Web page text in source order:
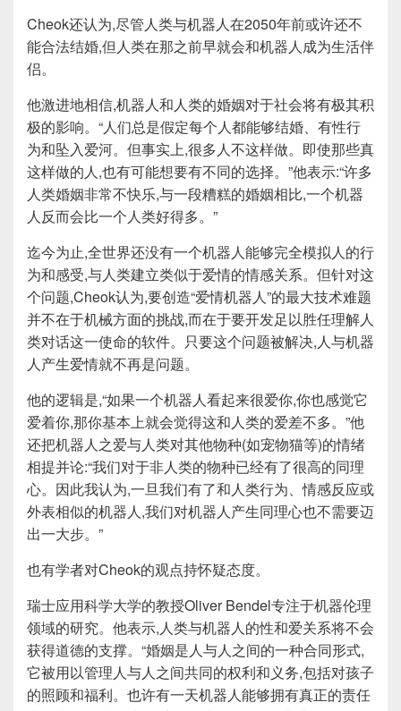
Cheok还认为,尽管人类与机器人在2050年前或许还不
能合法结婚,但人类在那之前早就会和机器人成为生活伴
侣。
他激进地相信,机器人和人类的婚姻对于社会将有极其积
极的影响。“人们总是假定每个人都能够结婚、有性行
为和坠入爱河。但事实上,很多人不这样做。即使那些真
这样做的人,也有可能想要有不同的选择。”他表示:“许多
人类婚姻非常不快乐,与一段糟糕的婚姻相比,一个机器
人反而会比一个人类好得多。”
迄今为止,全世界还没有一个机器人能够完全模拟人的行
为和感受,与人类建立类似于爱情的情感关系。但针对这
个问题,Cheok认为,要创造“爱情机器人”的最大技术难题
并不在于机械方面的挑战,而在于要开发足以胜任理解人
类对话这一使命的软件。只要这个问题被解决,人与机器
人产生爱情就不再是问题。
他的逻辑是,“如果一个机器人看起来很爱你,你也感觉它
爱着你,那你基本上就会觉得这和人类的爱差不多。”他
还把机器人之爱与人类对其他物种(如宠物猫等)的情绪
相提并论:“我们对于非人类的物种已经有了很高的同理
心。因此我认为,一旦我们有了和人类行为、情感反应或
外表相似的机器人,我们对机器人产生同理心也不需要迈
出一大步。”
也有学者对Cheok的观点持怀疑态度。
瑞士应用科学大学的教授Oliver Bendel专注于机器伦理
领域的研究。他表示,人类与机器人的性和爱关系将不会
获得道德的支撑。“婚姻是人与人之间的一种合同形式,
它被用以管理人与人之间共同的权利和义务,包括对孩子
的照顾和福利。也许有一天机器人能够拥有真正的责任